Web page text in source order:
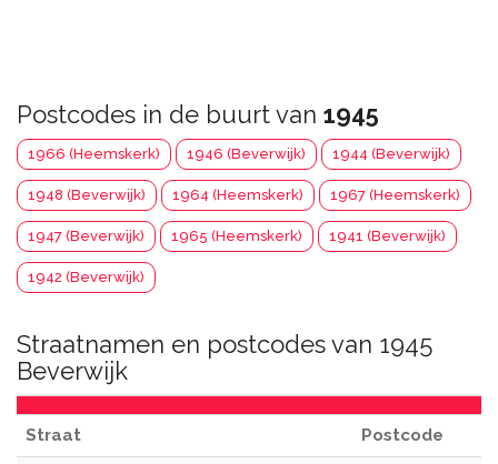
Postcodes in de buurt van 1945
1966 (Heemskerk) 1946 (Beverwijk) 1944 (Beverwijk)
1948 (Beverwijk) 1964 (Heemskerk) 1967 (Heemskerk)
1947 (Beverwijk) 1965 (Heemskerk) 1941 (Beverwijk)
1942 (Beverwijk)
Straatnamen en postcodes van 1945
Beverwijk
Straat Postcode